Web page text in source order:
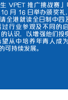
VPET 推广挑战赛
月 16 日举办颁奖礼
全港就读全日制中四
行业参观及不同的
认识，以增强他们投
从中培养年青人成
可持续发展。